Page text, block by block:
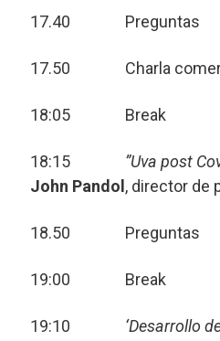
17.40 Preguntas
17.50 Charla
18:05 Break
18:15 ”Uva post
John Pandol, director de
18.50 Preguntas
19:00 Break
19:10 ‘Desarrollo